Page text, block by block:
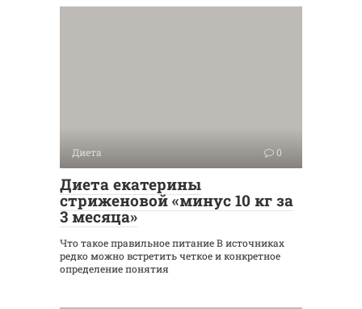
Диета 0
Диета екатерины
стриженовой «минус 10 кг за
3 месяца»
Что такое правильное питание В источниках
редко можно встретить четкое и конкретное
определение понятия